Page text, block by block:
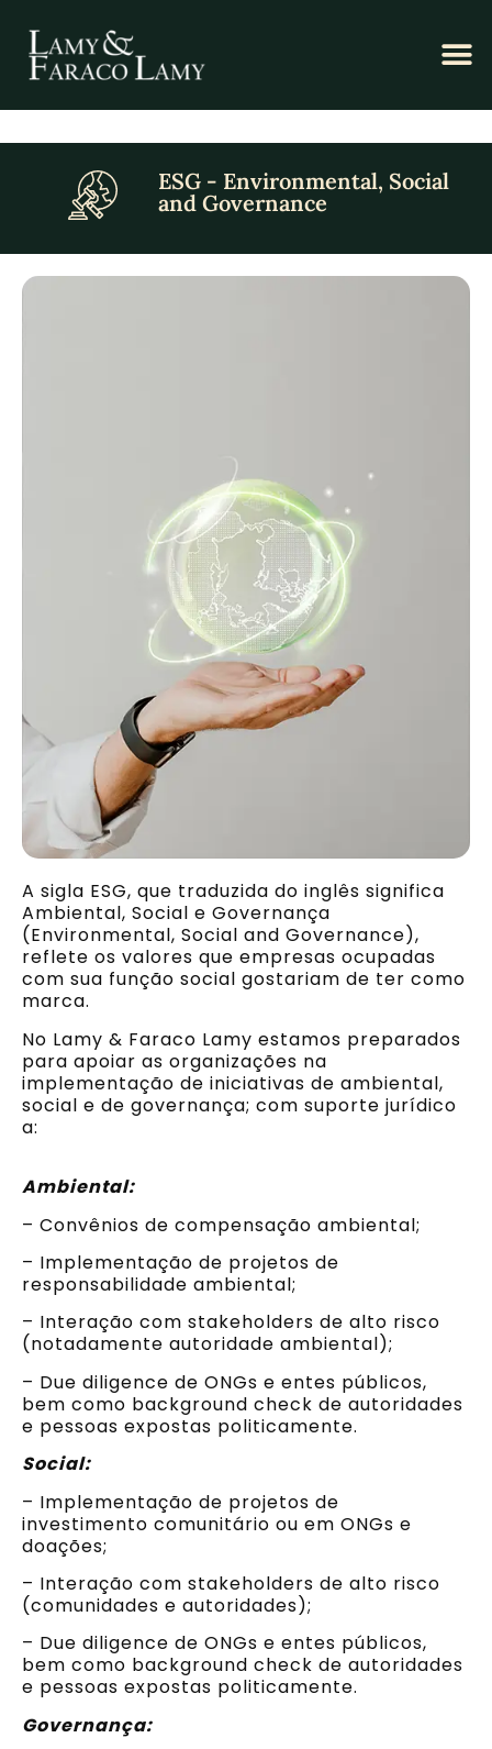
ESG - Environmental, Social
and Governance
A sigla ESG, que traduzida do inglês significa
Ambiental, Social e Governança
(Environmental, Social and Governance),
reflete os valores que empresas ocupadas
com sua função social gostariam de ter como
marca.
No Lamy & Faraco Lamy estamos preparados
para apoiar as organizações na
implementação de iniciativas de ambiental,
social e de governança; com suporte jurídico
a:
Ambiental:
– Convênios de compensação ambiental;
– Implementação de projetos de
responsabilidade ambiental;
– Interação com stakeholders de alto risco
(notadamente autoridade ambiental);
– Due diligence de ONGs e entes públicos,
bem como background check de autoridades
e pessoas expostas politicamente.
Social:
– Implementação de projetos de
investimento comunitário ou em ONGs e
doações;
– Interação com stakeholders de alto risco
(comunidades e autoridades);
– Due diligence de ONGs e entes públicos,
bem como background check de autoridades
e pessoas expostas politicamente.
Governança: